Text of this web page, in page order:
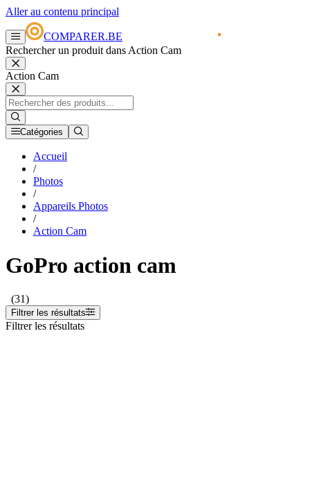
Aller au contenu principal
COMPARER.BE
Rechercher un produit dans Action Cam
Action Cam
Catégories
Accueil
/
Photos
/
Appareils Photos
/
Action Cam
GoPro action cam
(31)
Filtrer les résultats
Filtrer les résultats